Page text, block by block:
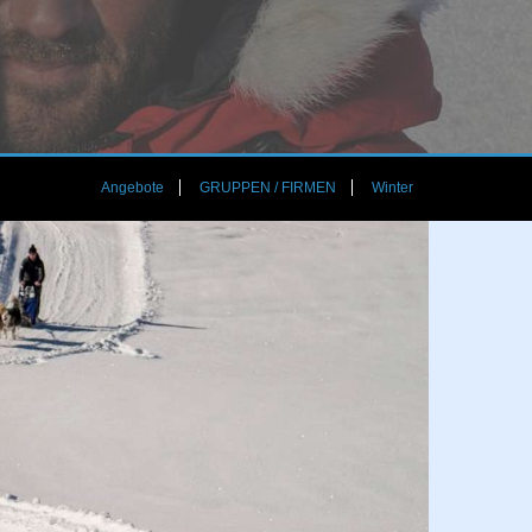
Angebote GRUPPEN / FIRMEN Winter